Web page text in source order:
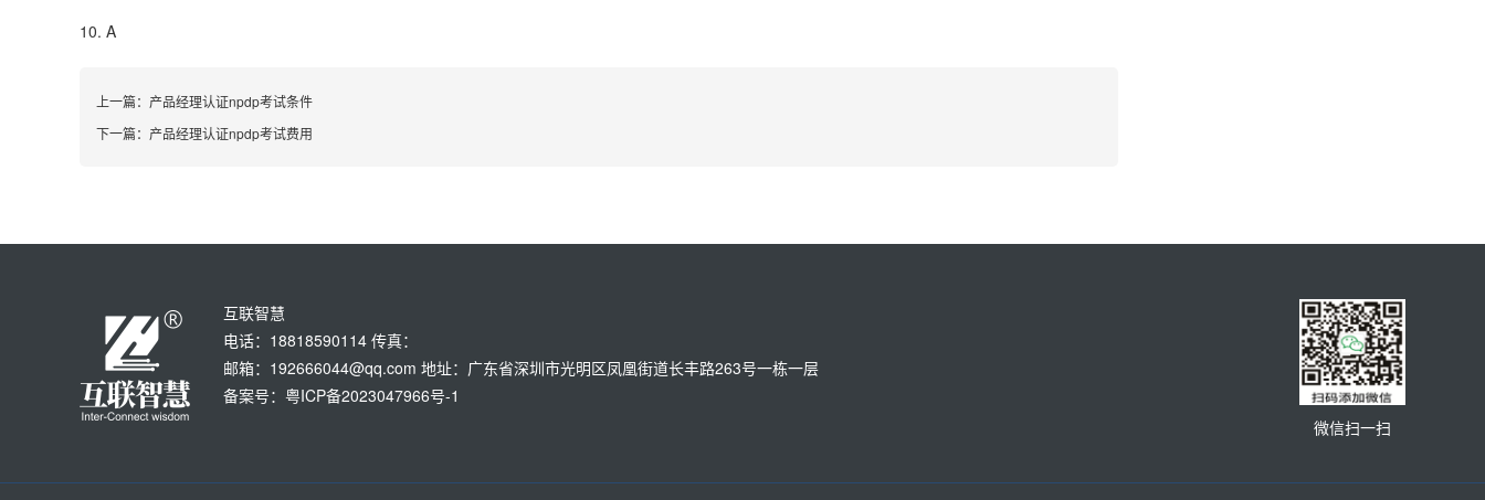
10. A
上一篇： 产品经理认证npdp考试条件
下一篇： 产品经理认证npdp考试费用
微信扫一扫
互联智慧
电话：18818590114 传真：
邮箱：192666044@qq.com 地址：广东省深圳市光明区凤凰街道长丰路263号一栋一层
备案号：粤ICP备2023047966号-1